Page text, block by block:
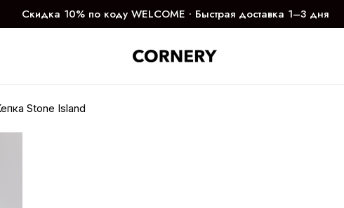
Скидка 10% по коду WELCOME ∙ Быстрая доставка 1–3 дня
Stone Island